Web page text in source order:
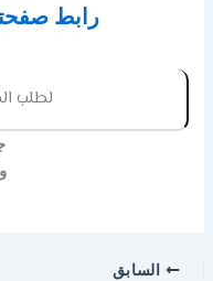
رابط
لطلب
السابق